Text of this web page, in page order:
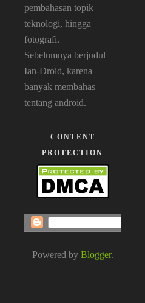
pembahasan topik
teknologi, hingga
fotografi.
Sebelumnya berjudul
Ian-Droid, karena
banyak membahas
tentang android.
CONTENT
PROTECTION
Powered by Blogger.